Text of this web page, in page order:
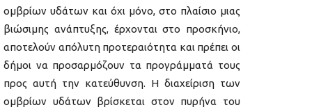
ομβρίων υδάτων και όχι μόνο, στο πλαίσιο μιας
βιώσιμης ανάπτυξης, έρχονται στο προσκήνιο,
αποτελούν απόλυτη προτεραιότητα και πρέπει οι
δήμοι να προσαρμόζουν τα προγράμματά τους
προς αυτή την κατεύθυνση. Η διαχείριση των
ομβρίων υδάτων βρίσκεται στον πυρήνα του